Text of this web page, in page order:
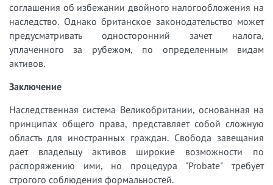
соглашения об избежании двойного налогообложения на
наследство. Однако британское законодательство может
предусматривать односторонний зачет налога,
уплаченного за рубежом, по определенным видам
активов.
Заключение
Наследственная система Великобритании, основанная на
принципах общего права, представляет собой сложную
область для иностранных граждан. Свобода завещания
дает владельцу активов широкие возможности по
распоряжению ими, но процедура "Probate" требует
строгого соблюдения формальностей.